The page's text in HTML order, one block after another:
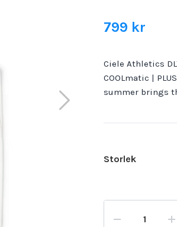
799 kr
Ciele Athletics
COOLmatic |
summer brings
Storlek